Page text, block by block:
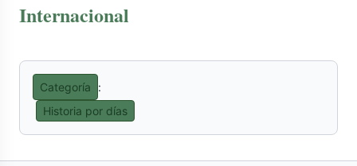
Internacional
Categoría
:
Historia por días